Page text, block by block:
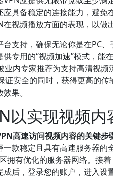
具备稳定的连接能力，避
视频播放方面的表现，以做
支持，确保无论你是在PC
专用的“视频加速”模式，
内专家推荐为支持高清视
安全的同时，获得更高的
果。
以实现视频内
高速访问视频内容的关键步
款稳定且具有高速服务器的
拥有优化的服务器网络。接
后，登录您的账户，进入设